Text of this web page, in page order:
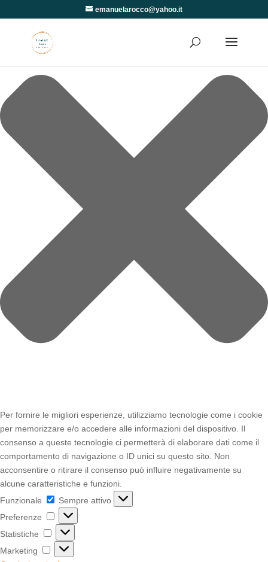
Per fornire le migliori esperienze, utilizziamo tecnologie come i cookie
per memorizzare e/o accedere alle informazioni del dispositivo. Il
consenso a queste tecnologie ci permetterà di elaborare dati come il
comportamento di navigazione o ID unici su questo sito. Non
acconsentire o ritirare il consenso può influire negativamente su
alcune caratteristiche e funzioni.
Funzionale
Funzionale
Sempre attivo
Preferenze
Preferenze
Statistiche Statistiche
Marketing
Marketing
emanuelarocco@yahoo.it